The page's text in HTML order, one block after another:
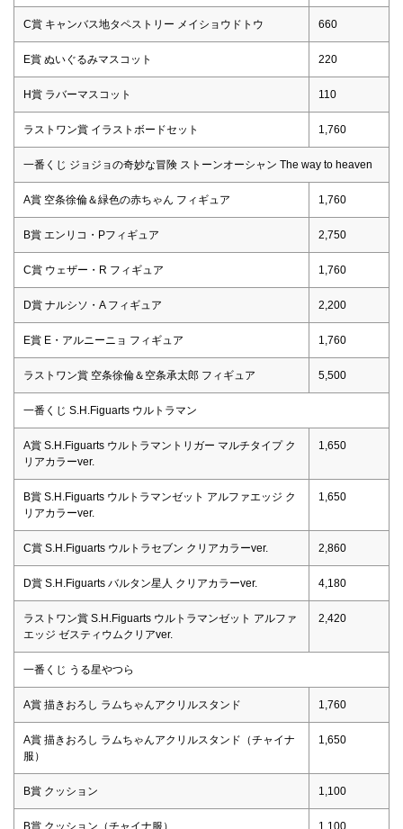
C賞 キャンバス地タペストリー メイショウドトウ 660
E賞 ぬいぐるみマスコット 220
H賞 ラバーマスコット 110
ラストワン賞 イラストボードセット 1,760
一番くじ ジョジョの奇妙な冒険 ストーンオーシャン The way to heaven
A賞 空条徐倫＆緑色の赤ちゃん フィギュア 1,760
B賞 エンリコ・Pフィギュア 2,750
C賞 ウェザー・R フィギュア 1,760
D賞 ナルシソ・A フィギュア 2,200
E賞 E・アルニーニョ フィギュア 1,760
ラストワン賞 空条徐倫＆空条承太郎 フィギュア 5,500
一番くじ S.H.Figuarts ウルトラマン
A賞 S.H.Figuarts ウルトラマントリガー マルチタイプ ク
リアカラーver.
1,650
B賞 S.H.Figuarts ウルトラマンゼット アルファエッジ ク
リアカラーver.
1,650
C賞 S.H.Figuarts ウルトラセブン クリアカラーver. 2,860
D賞 S.H.Figuarts バルタン星人 クリアカラーver. 4,180
ラストワン賞 S.H.Figuarts ウルトラマンゼット アルファ
エッジ ゼスティウムクリアver.
2,420
一番くじ うる星やつら
A賞 描きおろし ラムちゃんアクリルスタンド 1,760
A賞 描きおろし ラムちゃんアクリルスタンド（チャイナ
服）
1,650
B賞 クッション 1,100
B賞 クッション（チャイナ服） 1,100